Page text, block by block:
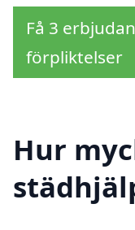
Få 3
förpliktelser
Hur